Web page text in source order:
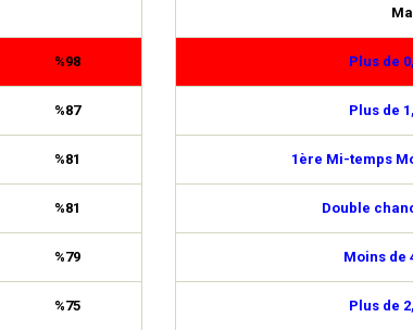
%98
%87
%81
%81
%79
%75
Plus de
Plus de
1ère Mi-temps
Double
Moins de
Plus de